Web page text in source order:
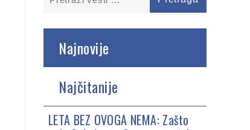
Najnovije
Najčitanije
LETA BEZ OVOGA NEMA: Zašto